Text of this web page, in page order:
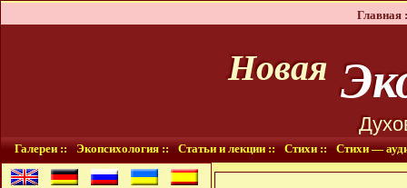
Главная
Новая
Галереи :: Экопсихология :: Статьи и лекции :: Стихи :: Стихи —